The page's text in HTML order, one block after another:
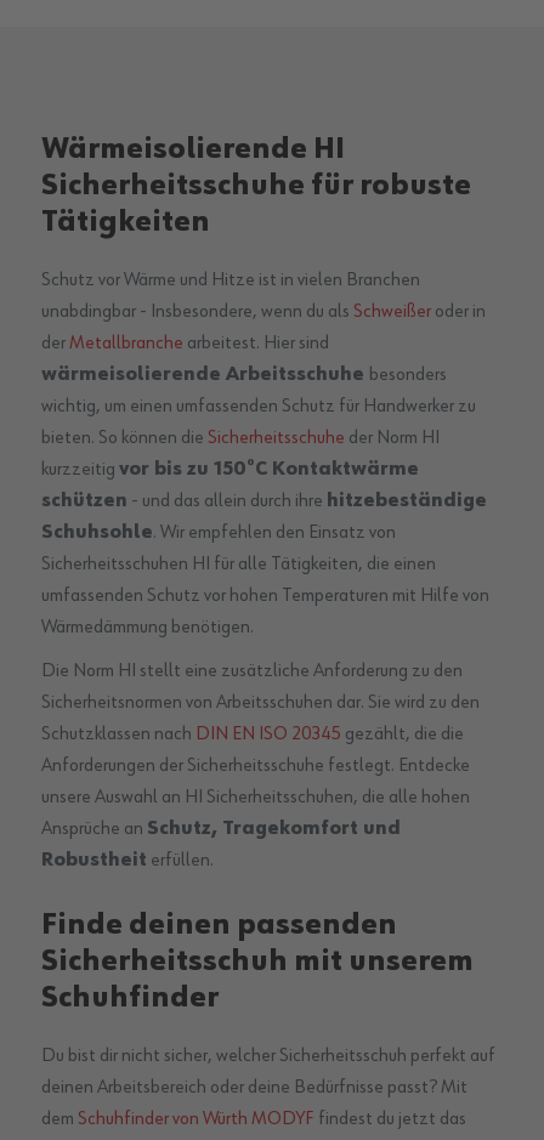
Wärmeisolierende HI
Sicherheitsschuhe für robuste
Tätigkeiten
Schutz vor Wärme und Hitze ist in vielen Branchen
unabdingbar - Insbesondere, wenn du als Schweißer oder in
derMetallbranche arbeitest. Hier sind
wärmeisolierende Arbeitsschuhe besonders
wichtig, um einen umfassenden Schutz für Handwerker zu
bieten. So können die Sicherheitsschuhe der Norm HI
kurzzeitig vor bis zu 150°C Kontaktwärme
schützen - und das allein durch ihre hitzebeständige
Schuhsohle. Wir empfehlen den Einsatz von
Sicherheitsschuhen HI für alle Tätigkeiten, die einen
umfassenden Schutz vor hohen Temperaturen mit Hilfe von
Wärmedämmung benötigen.
Die Norm HI stellt eine zusätzliche Anforderung zu den
Sicherheitsnormen von Arbeitsschuhen dar. Sie wird zu den
Schutzklassen nach DIN EN ISO 20345 gezählt, die die
Anforderungen der Sicherheitsschuhe festlegt. Entdecke
unsere Auswahl an HI Sicherheitsschuhen, die alle hohen
Ansprüche an Schutz, Tragekomfort und
Robustheit erfüllen.
Finde deinen passenden
Sicherheitsschuh mit unserem
Schuhfinder
Du bist dir nicht sicher, welcher Sicherheitsschuh perfekt auf
deinen Arbeitsbereich oder deine Bedürfnisse passt? Mit
dem Schuhfinder von Würth MODYF findest du jetzt das